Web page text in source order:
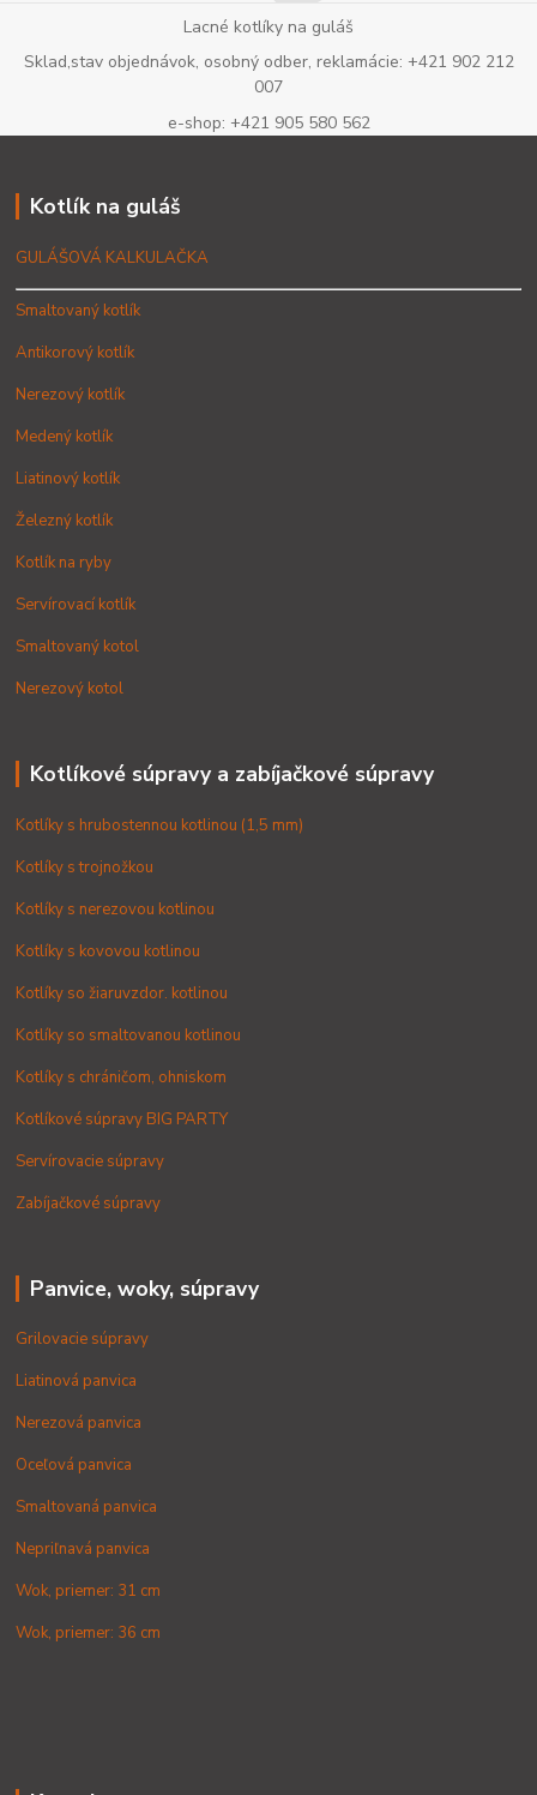
Lacné kotlíky na guláš
Sklad,stav objednávok, osobný odber, reklamácie: +421 902 212
007
e-shop: +421 905 580 562
Kotlík na guláš
GULÁŠOVÁ KALKULAČKA
Smaltovaný kotlík
Antikorový kotlík
Nerezový kotlík
Medený kotlík
Liatinový kotlík
Železný kotlík
Kotlík na ryby
Servírovací kotlík
Smaltovaný kotol
Nerezový kotol
Kotlíkové súpravy a zabíjačkové súpravy
Kotlíky s hrubostennou kotlinou (1,5 mm)
Kotlíky s trojnožkou
Kotlíky s nerezovou kotlinou
Kotlíky s kovovou kotlinou
Kotlíky so žiaruvzdor. kotlinou
Kotlíky so smaltovanou kotlinou
Kotlíky s chráničom, ohniskom
Kotlíkové súpravy BIG PARTY
Servírovacie súpravy
Zabíjačkové súpravy
Panvice, woky, súpravy
Grilovacie súpravy
Liatinová panvica
Nerezová panvica
Oceľová panvica
Smaltovaná panvica
Nepriľnavá panvica
Wok, priemer: 31 cm
Wok, priemer: 36 cm